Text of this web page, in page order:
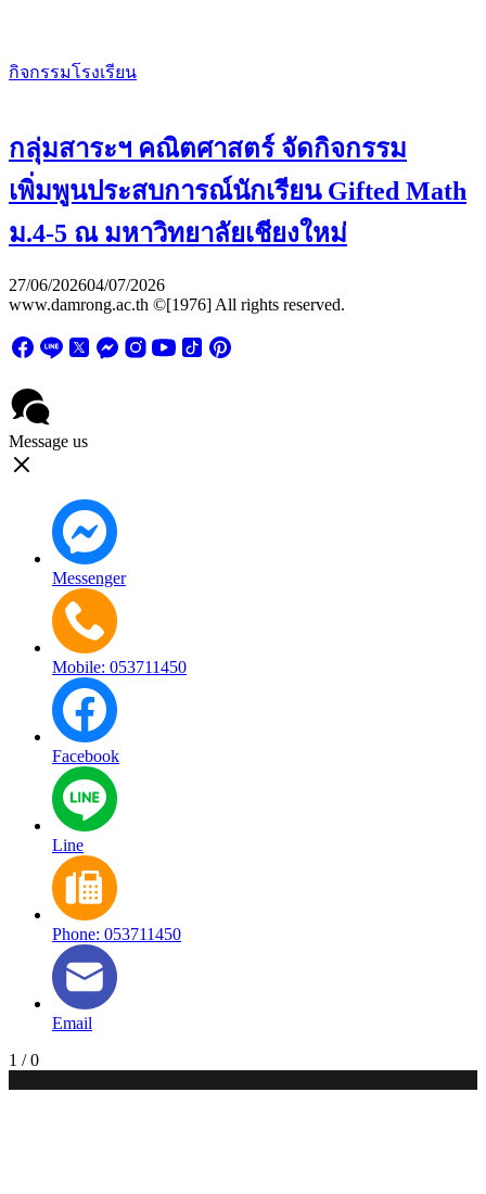
กิจกรรมโรงเรียน
กลุ่มสาระฯ คณิตศาสตร์ จัดกิจกรรม
เพิ่มพูนประสบการณ์นักเรียน Gifted Math
ม.4-5 ณ มหาวิทยาลัยเชียงใหม่
27/06/202604/07/2026
www.damrong.ac.th ©[1976] All rights reserved.
Message us
Messenger
Mobile: 053711450
Facebook
Line
Phone: 053711450
Email
1 /0